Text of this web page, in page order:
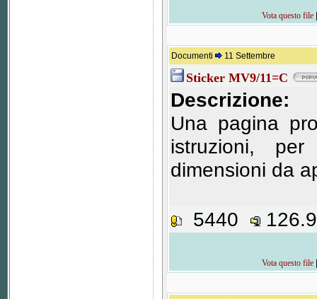
Vota questo file
Documenti 11 Settembre
Sticker MV9/11=C
Descrizione:
Una pagina
istruzioni,
dimensioni da
5440
Vota questo file